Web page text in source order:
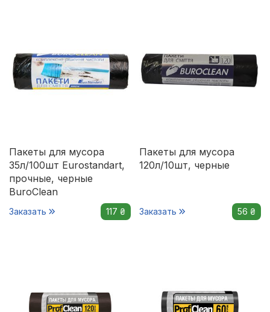
Пакеты для мусора
35л/100шт Eurostandart,
прочные, черные
BuroClean
Заказать 117 ₴
Пакеты для мусора
120л/10шт, черные
Заказать 56 ₴